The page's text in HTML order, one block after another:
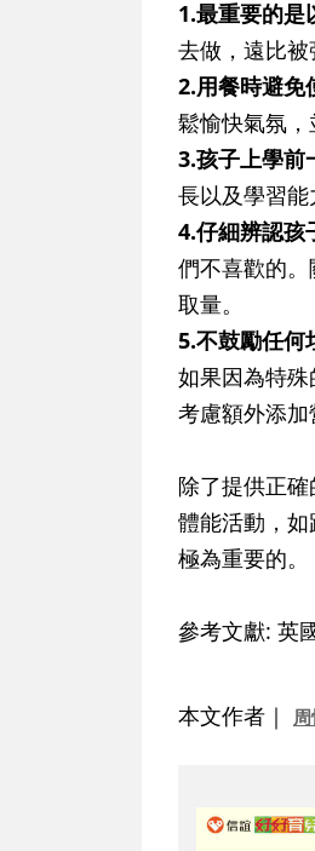
1.最重要的是
去做，遠比被
2.用餐時避免
鬆愉快氣氛，
3.孩子上學前
長以及學習能
4.仔細辨認孩
們不喜歡的
取量。
5.不鼓勵任何
如果因為特
考慮額外添加
除了提供正
體能活動，
極為重要的。
參考文獻: 英
本文作者｜